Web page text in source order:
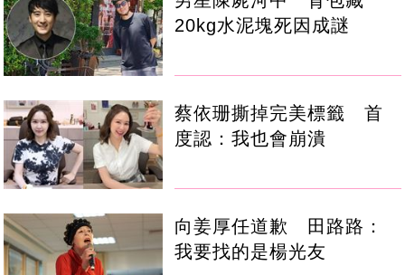
20kg水泥塊死因成謎
蔡依珊撕掉完美標籤 首
度認：我也會崩潰
向姜厚任道歉 田路路：
我要找的是楊光友